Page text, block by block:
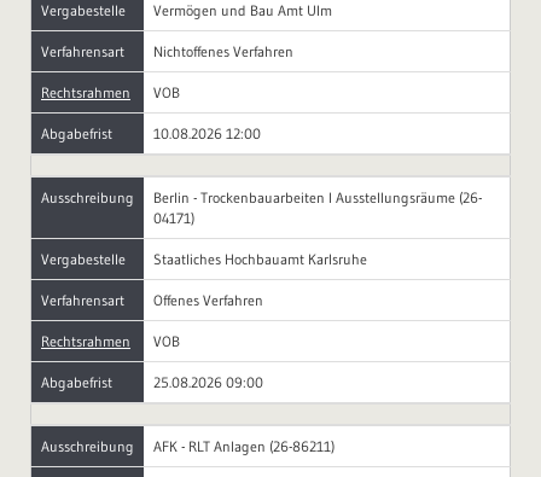
Vergabestelle Vermögen und Bau Amt Ulm
Verfahrensart Nichtoffenes Verfahren
Rechtsrahmen VOB
Abgabefrist 10.08.2026 12:00
Ausschreibung
Berlin - Trockenbauarbeiten I Ausstellungsräume (26-
04171)
Vergabestelle Staatliches Hochbauamt Karlsruhe
Verfahrensart Offenes Verfahren
Rechtsrahmen VOB
Abgabefrist 25.08.2026 09:00
Ausschreibung AFK - RLT Anlagen (26-86211)